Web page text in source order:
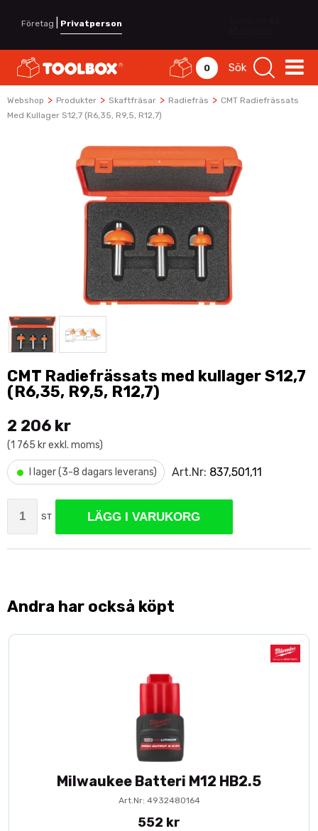
Företag Privatperson
0 Sök
Webshop > Produkter > Skaftfräsar > Radiefräs > CMT Radiefrässats
Med Kullager S12,7 (R6,35, R9,5, R12,7)
CMT Radiefrässats med kullager S12,7
(R6,35, R9,5, R12,7)
2 206 kr
(1 765 kr exkl. moms)
• I lager (3-8 dagars leverans) Art.Nr: 837,501,11
ST LÄGG I VARUKORG
Andra har också köpt
Milwaukee Batteri M12 HB2.5
Art.Nr: 4932480164
552 kr